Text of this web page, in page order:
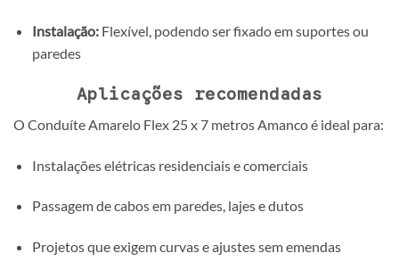
Instalação:Flexível, podendo ser fixado em suportes ou
paredes
Aplicações recomendadas
O Conduíte Amarelo Flex 25 x 7 metros Amanco é ideal para:
Instalações elétricas residenciais e comerciais
Passagem de cabos em paredes, lajes e dutos
Projetos que exigem curvas e ajustes sem emendas